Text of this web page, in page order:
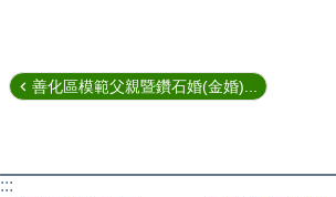
善化區模範父親暨鑽石婚(金婚)...
:::